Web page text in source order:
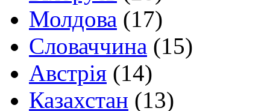
Молдова (17)
Словаччина (15)
Австрія (14)
Казахстан (13)